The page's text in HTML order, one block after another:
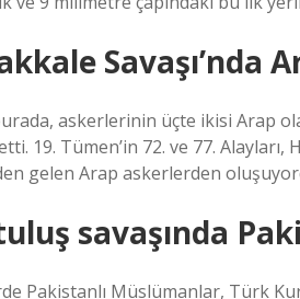
Savaşı’nda
askerlerinin üçte ikisi Arap
19. Tümen’in 72. ve 77.
gelen Arap askerlerden
savaşında
Pakistanlı Müslümanlar, Türk